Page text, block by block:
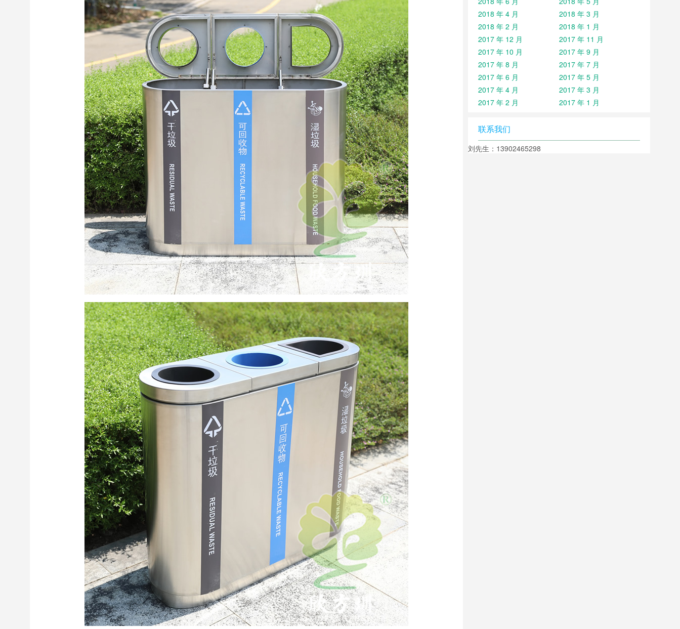
2018 年 4 月
2018 年 3 月
2018 年 2 月
2018 年 1 月
2017 年 12 月
2017 年 11 月
2017 年 10 月
2017 年 9 月
2017 年 8 月
2017 年 7 月
2017 年 6 月
2017 年 5 月
2017 年 4 月
2017 年 3 月
2017 年 2 月
2017 年 1 月
联系我们
刘先生：13902465298